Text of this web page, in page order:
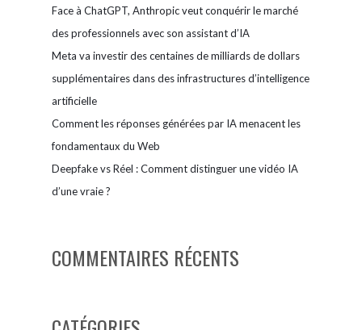
Face à ChatGPT, Anthropic veut conquérir le marché
des professionnels avec son assistant d’IA
Meta va investir des centaines de milliards de dollars
supplémentaires dans des infrastructures d’intelligence
artificielle
Comment les réponses générées par IA menacent les
fondamentaux du Web
Deepfake vs Réel : Comment distinguer une vidéo IA
d’une vraie ?
COMMENTAIRES RÉCENTS